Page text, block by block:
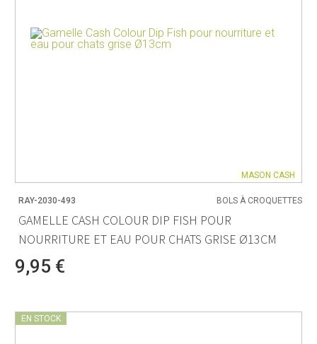
MASON CASH
RAY-2030-493 BOLS À CROQUETTES
GAMELLE CASH COLOUR DIP FISH POUR
NOURRITURE ET EAU POUR CHATS GRISE Ø13CM
9,95 €
EN STOCK